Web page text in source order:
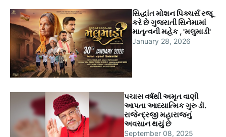
સિદ્ધાંત મોશન પિક્ચર્સ રજૂ
કરે છે ગુજરાતી સિનેમામાં
માતૃત્વની મહેક , 'મલુમાડી'
January 28, 2026
પચાસ વર્ષથી અમૃત વાણી
આપતા આધ્યાત્મિક ગુરુ ડૉ.
રાજેન્દ્રજી મહારાજનું
અવસાન થયું છે
September 08, 2025